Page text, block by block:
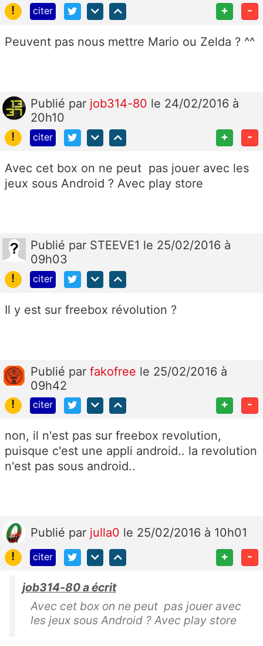
!
citer + -
Peuvent pas nous mettre Mario ou Zelda ? ^^
Publié par job314-80 le 24/02/2016 à
20h10
!
citer + -
Avec cet box on ne peut pas jouer avec les
jeux sous Android ? Avec play store
Publié par STEEVE1 le 25/02/2016 à
09h03
!
citer
Il y est sur freebox révolution ?
Publié par fakofree le 25/02/2016 à
09h42
!
citer + -
non, il n'est pas sur freebox revolution,
puisque c'est une appli android.. la revolution
n'est pas sous android..
Publié par julla0 le 25/02/2016 à 10h01
!
citer + -
job314-80 a écrit
Avec cet box on ne peut pas jouer avec
les jeux sous Android ? Avec play store